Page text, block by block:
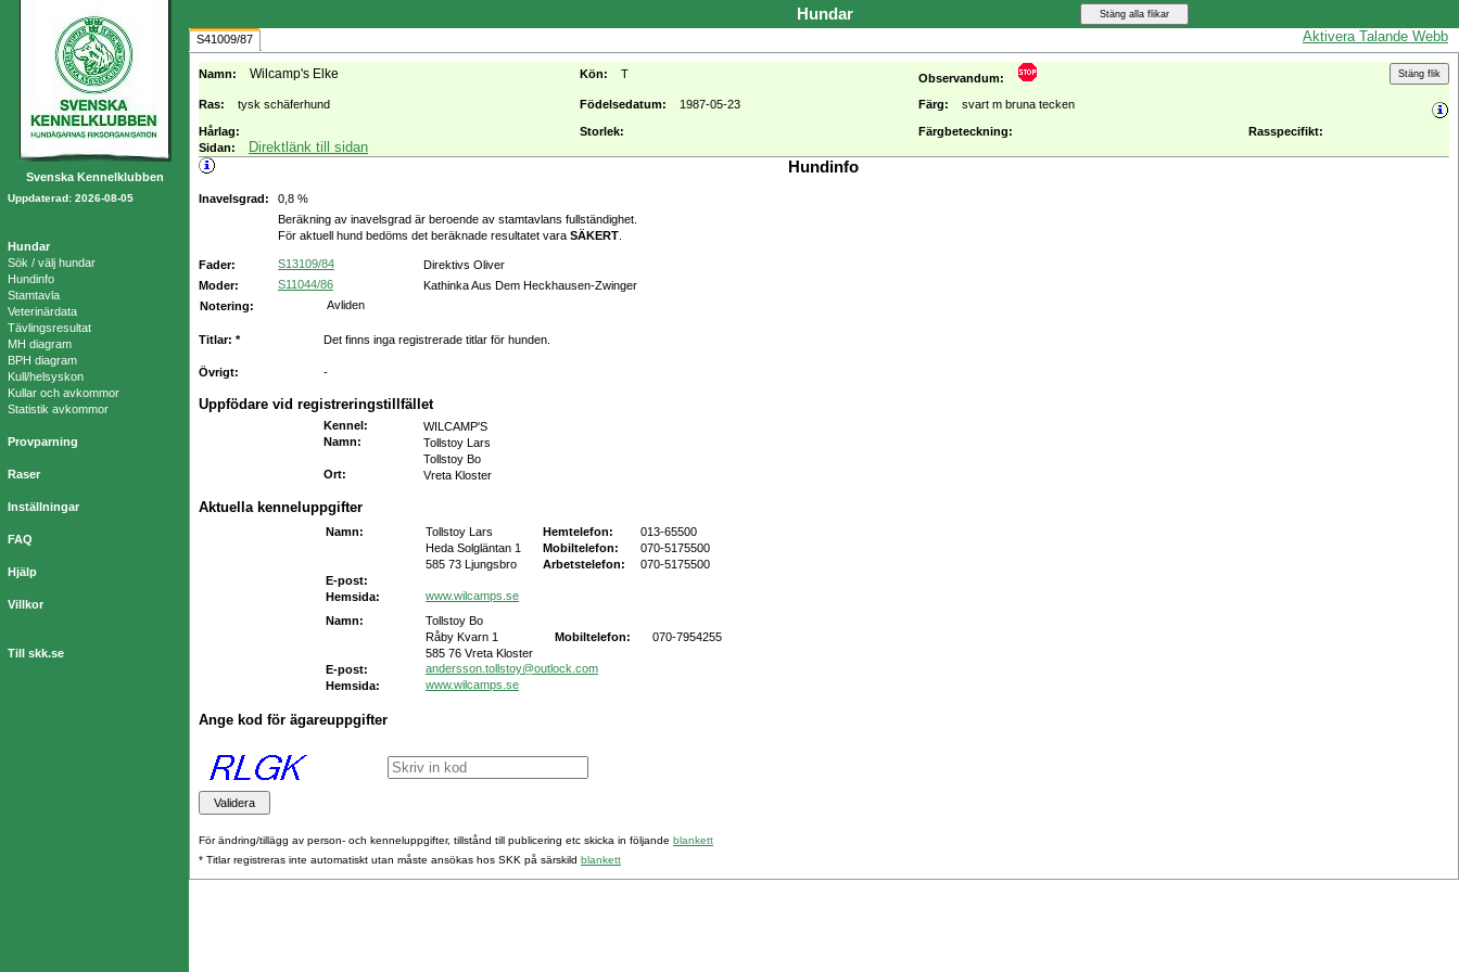
Svenska Kennelklubben
Uppdaterad: 2026-08-05
Hundar
Sök / välj hundar
Hundinfo
Stamtavla
Veterinärdata
Tävlingsresultat
MH diagram
BPH diagram
Kull/helsyskon
Kullar och avkommor
Statistik avkommor
Provparning
Raser
Inställningar
FAQ
Hjälp
Villkor
Till skk.se
Hundar
Aktivera Talande Webb
S41009/87
Namn: Wilcamp's Elke Kön: T
Observandum:
Ras:
tysk schäferhund Födelsedatum: 1987-05-23 Färg: svart m bruna tecken
Hårlag: Storlek: Färgbeteckning:
Rasspecifikt:
Sidan:
Direktlänk till sidan
Hundinfo
Inavelsgrad:
0,8 %
Beräkning av inavelsgrad är beroende av stamtavlans fullständighet.
För aktuell hund bedöms det beräknade resultatet vara SÄKERT
Fader: S13109/84
Direktivs Oliver
Moder:
S11044/86
Kathinka Aus Dem Heckhausen-Zwinger
Notering:
Avliden
Titlar: * Det finns inga registrerade titlar för hunden.
Övrigt: -
Uppfödare vid registreringstillfället
Kennel :
WILCAMP'S
Namn:
Tollstoy Lars
Tollstoy Bo
Ort: Vreta Kloster
Aktuella kenneluppgifter
Namn: Tollstoy Lars Hemtelefon:
013-65500
Heda Solgläntan 1
Mobiltelefon:
070-5175500
585 73 Ljungsbro
Arbetstelefon:
070-5175500
E-post:
Hemsida:
www.wilcamps.se
Namn:
Tollstoy Bo
Råby Kvarn 1
Mobiltelefon:
070-7954255
585 76 Vreta Kloster
E-post:
andersson.tollstoy@outlock.com
Hemsida:
www.wilcamps.se
Ange kod för ägareuppgifter
För ändring/tillägg av person- och kenneluppgifter, tillstånd till publicering etc skicka in följande blankett
* Titlar registreras inte automatiskt utan måste ansökas hos SKK på särskild blankett